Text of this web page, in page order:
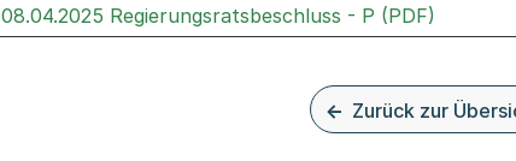
08.04.2025 Regierungsratsbeschluss - P (PDF)
Zurück zur